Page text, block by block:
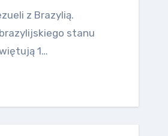
z Brazylią.
stanu
1…